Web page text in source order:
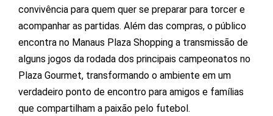
convivência para quem quer se preparar para torcer e
acompanhar as partidas. Além das compras, o público
encontra no Manaus Plaza Shopping a transmissão de
alguns jogos da rodada dos principais campeonatos no
Plaza Gourmet, transformando o ambiente em um
verdadeiro ponto de encontro para amigos e famílias
que compartilham a paixão pelo futebol.